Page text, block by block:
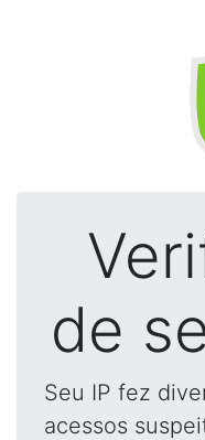
de
Seu IP fez
acessos